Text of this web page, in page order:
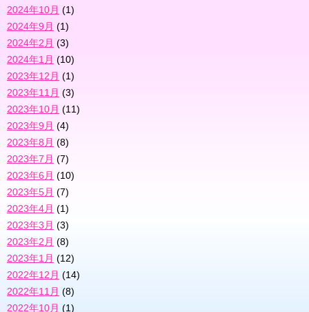
2024年10月 (1)
2024年9月 (1)
2024年2月 (3)
2024年1月 (10)
2023年12月 (1)
2023年11月 (3)
2023年10月 (11)
2023年9月 (4)
2023年8月 (8)
2023年7月 (7)
2023年6月 (10)
2023年5月 (7)
2023年4月 (1)
2023年3月 (3)
2023年2月 (8)
2023年1月 (12)
2022年12月 (14)
2022年11月 (8)
2022年10月 (1)